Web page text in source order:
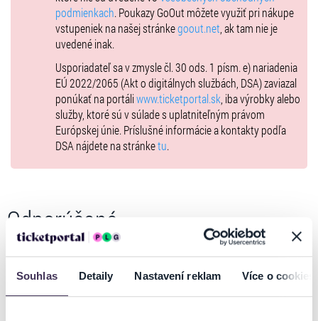
Souhlas Detaily Nastavení reklam Více o cookies
zámockej terase.
Pravidlá usporiadateľa v prípade nepriaznivého počasia
Podujatie môže začať a aj prebiehať za nepriaznivého počasia (napr. v
daždi), a to v prípade, že je to akceptované interpretom a
organizačným tímom. Podujatie môže byť prerušené (aj opakovane) a
potom opäť pokračovať, podujatie sa neruší vopred a v prípade, že v
čase začiatku podujatie prší, usporiadateľ si vyhradzuje právo
začiatok podujatia posunúť. Ak je predstavenie zrušené po viac ako
30 odohraných minútach nárok na vrátenie peňazí nevzniká. V
prípade nepriaznivého počasia odporúčame pršiplášť,
podmienkach. Poukazy GoOut môžete využiť pri nákupe
vstupeniek na našej stránkegoout.net , ak tam nie je
uvedené inak.
Usporiadateľ sa v zmysle čl. 30 ods. 1 písm. e) nariadenia
EÚ 2022/2065 (Akt o digitálnych službách, DSA) zaviazal
ponúkať na portáliwww.ticketportal.sk , iba výrobky alebo
služby, ktoré sú v súlade s uplatniteľným právom
Európskej únie. Príslušné informácie a kontakty podľa
DSA nájdete na stránketu.
Odporúčané